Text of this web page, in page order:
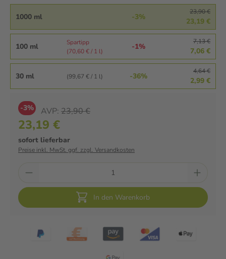
1000 ml -3%
23,90 €
23,19 €
100 ml
Spartipp
(70,60 € / 1 l)
-1%
7,13 €
7,06 €
30 ml (99,67 € / 1 l) -36%
4,64 €
2,99 €
-3% AVP: 23,90 €
23,19 €
sofort lieferbar
Preise inkl. MwSt. ggf. zzgl. Versandkosten
In den Warenkorb